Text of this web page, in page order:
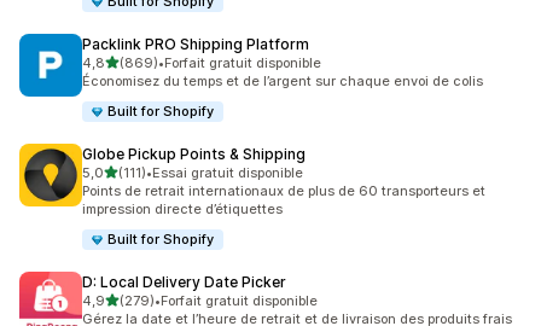
Packlink PRO Shipping Platform
4,8étoile(s) sur 5
(869)
869 avis au total
•Forfait gratuit disponible
Économisez du temps et de l’argent sur chaque envoi de colis
Built for Shopify
Globe Pickup Points & Shipping
5,0étoile(s) sur 5
(111)
111 avis au total
•Essai gratuit disponible
Points de retrait internationaux de plus de 60 transporteurs et
impression directe d’étiquettes
Built for Shopify
D: Local Delivery Date Picker
4,9étoile(s) sur 5
(279)
279 avis au total
•Forfait gratuit disponible
Gérez la date et l’heure de retrait et de livraison des produits frais